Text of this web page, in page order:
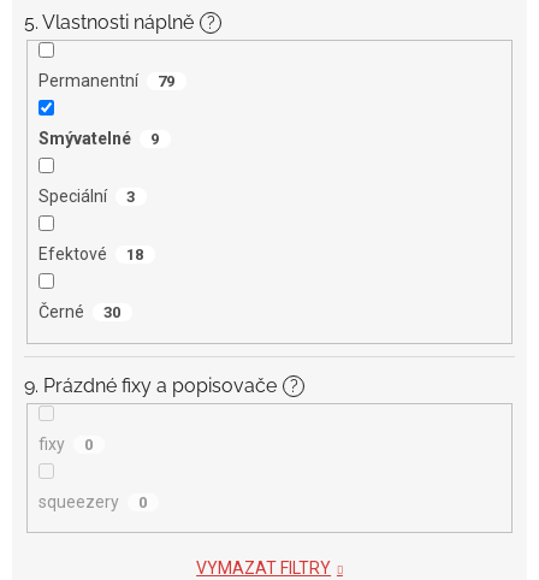
5. Vlastnosti náplně ?
Permanentní 79
Smývatelné 9
Speciální 3
Efektové 18
Černé 30
9. Prázdné fixy a popisovače ?
fixy 0
squeezery 0
VYMAZAT FILTRY